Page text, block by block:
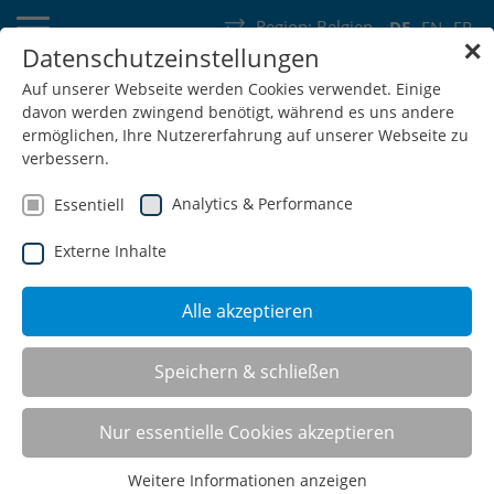
DE EN FR
Region: Belgien
Deutschland Schweiz Österreich Belgien Frankreich
Luxemburg Niederlande Wallonie
SHOP
✕
Datenschutzeinstellungen
Auf unserer Webseite werden Cookies verwendet. Einige
davon werden zwingend benötigt, während es uns andere
ermöglichen, Ihre Nutzererfahrung auf unserer Webseite zu
verbessern.
Essentiell Analytics & Performance
Externe Inhalte
Alle akzeptieren
Speichern & schließen
Nur essentielle Cookies akzeptieren
Weitere Informationen anzeigen